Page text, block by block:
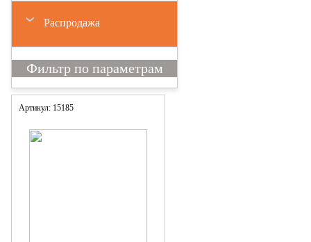
Распродажа
Артикул: 15185